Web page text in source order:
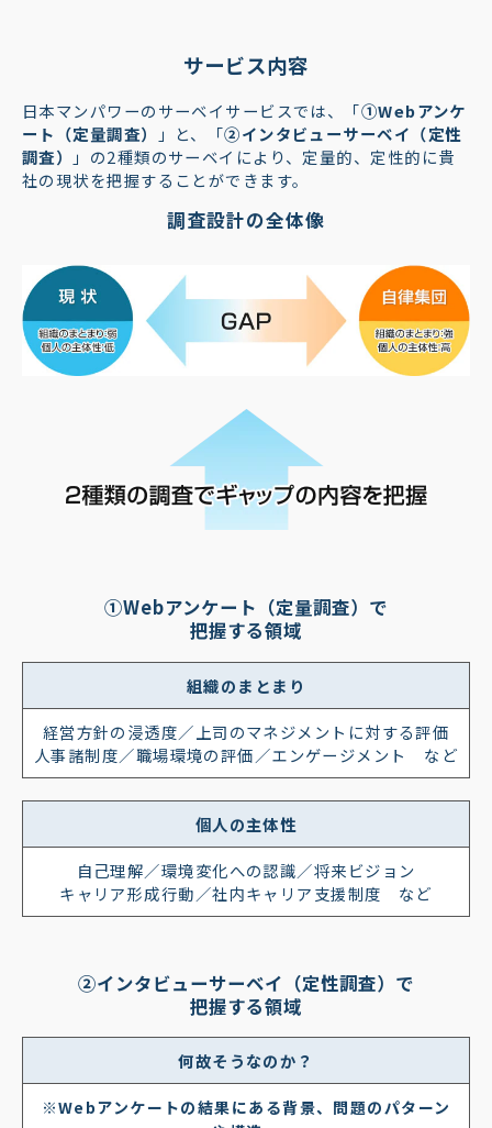
サービス内容
日本マンパワーのサーベイサービスでは、「①Webアンケ
ート（定量調査）
」と、「②インタビューサーベイ（定性
調査）
」の2種類のサーベイにより、定量的、定性的に貴
社の現状を把握することができます。
調査設計の全体像
①Webアンケート（定量調査）で
把握する領域
組織のまとまり
経営方針の浸透度／上司のマネジメントに対する評価
人事諸制度／職場環境の評価／エンゲージメント など
個人の主体性
自己理解／環境変化への認識／将来ビジョン
キャリア形成行動／社内キャリア支援制度 など
②インタビューサーベイ（定性調査）で
把握する領域
何故そうなのか？
※Webアンケートの結果にある背景、問題のパターン